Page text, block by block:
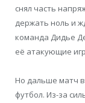
снял часть
держать ноль и
команда Дидье
её атакующие
Но дальше матч
футбол. Из-за